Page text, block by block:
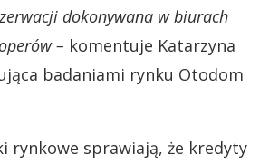
dokonywana w biurach
– komentuje Katarzyna
badaniami rynku Otodom
rynkowe sprawiają, że kredyty